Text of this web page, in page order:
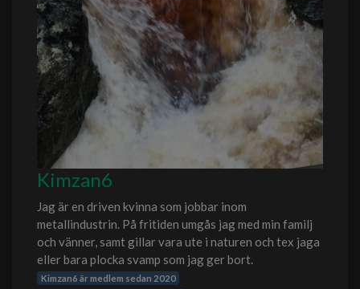
Kimzan6
Jag är en driven kvinna som jobbar inom
metallindustrin. På fritiden umgås jag med min familj
och vänner, samt gillar vara ute i naturen och tex jaga
eller bara plocka svamp som jag ger bort.
Kimzan6 är medlem sedan 2020